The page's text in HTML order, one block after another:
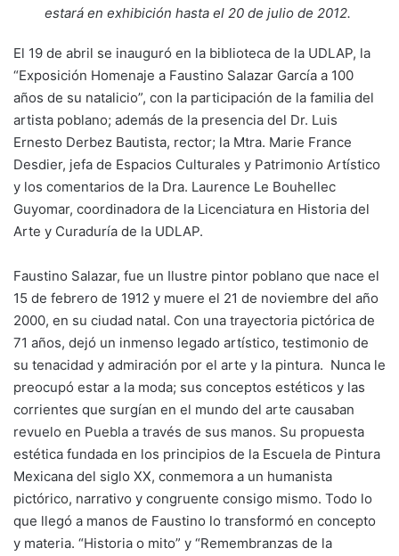
estará en exhibición hasta el 20 de julio de 2012.
El 19 de abril se inauguró en la biblioteca de la UDLAP, la
“Exposición Homenaje a Faustino Salazar García a 100
años de su natalicio”, con la participación de la familia del
artista poblano; además de la presencia del Dr. Luis
Ernesto Derbez Bautista, rector; la Mtra. Marie France
Desdier, jefa de Espacios Culturales y Patrimonio Artístico
y los comentarios de la Dra. Laurence Le Bouhellec
Guyomar, coordinadora de la Licenciatura en Historia del
Arte y Curaduría de la UDLAP.
Faustino Salazar, fue un Ilustre pintor poblano que nace el
15 de febrero de 1912 y muere el 21 de noviembre del año
2000, en su ciudad natal. Con una trayectoria pictórica de
71 años, dejó un inmenso legado artístico, testimonio de
su tenacidad y admiración por el arte y la pintura. Nunca le
preocupó estar a la moda; sus conceptos estéticos y las
corrientes que surgían en el mundo del arte causaban
revuelo en Puebla a través de sus manos. Su propuesta
estética fundada en los principios de la Escuela de Pintura
Mexicana del siglo XX, conmemora a un humanista
pictórico, narrativo y congruente consigo mismo. Todo lo
que llegó a manos de Faustino lo transformó en concepto
y materia. “Historia o mito” y “Remembranzas de la